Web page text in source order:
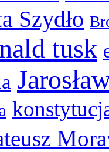
Szydło
tusk